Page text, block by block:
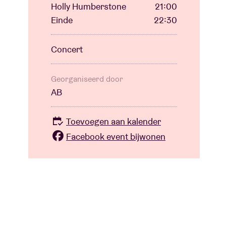
Holly Humberstone
21:00
Einde
22:30
Concert
Georganiseerd door
AB
Toevoegen aan kalender
Facebook event bijwonen